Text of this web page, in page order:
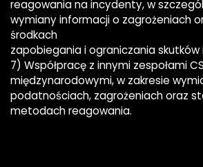
reagowania na incydenty, w
wymiany informacji o zagrożeniach
środkach
zapobiegania i ograniczania
7) Współpracę z innymi zespołami
międzynarodowymi, w zakresie
podatnościach, zagrożeniach oraz
metodach reagowania.